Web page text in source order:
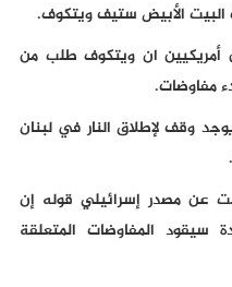
الأبيض ستيف ويتكوف.
ان ويتكوف طلب من
مفاوضات.
وقف لإطلاق النار في لبنان
عن مصدر إسرائيلي قوله إن
سيقود المفاوضات المتعلقة